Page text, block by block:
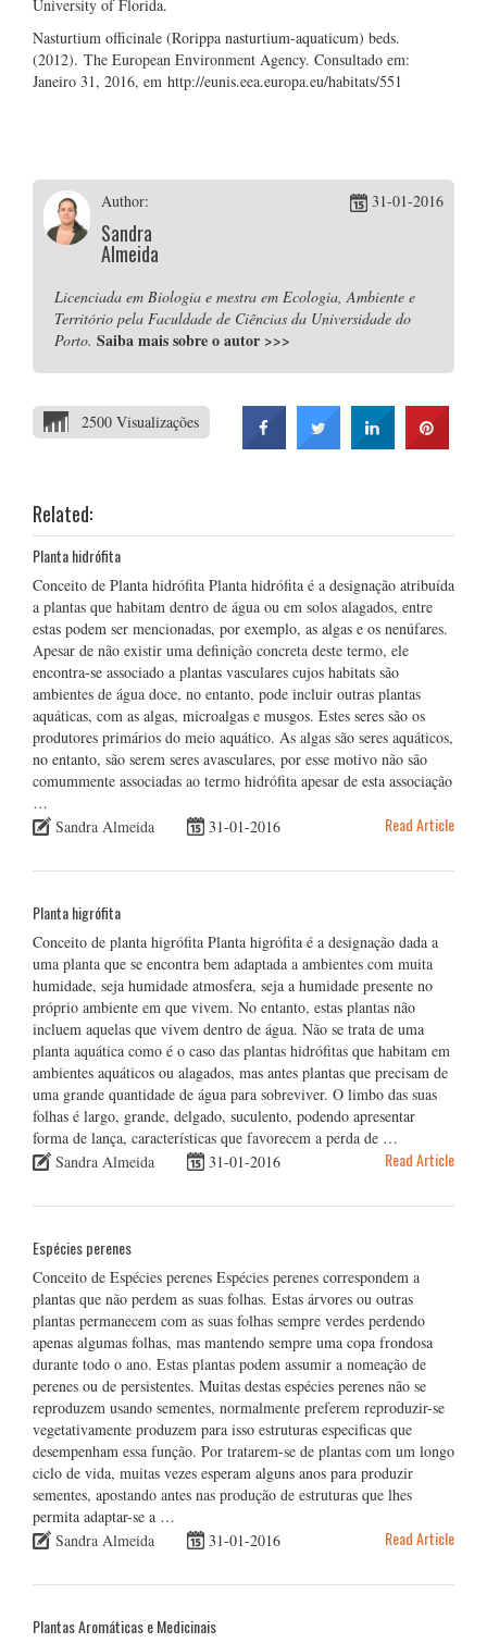
University of Florida.
Nasturtium officinale (Rorippa nasturtium-aquaticum) beds.
(2012). The European Environment Agency. Consultado em:
Janeiro 31, 2016, em http://eunis.eea.europa.eu/habitats/551
Author:
Sandra
Almeida
31-01-2016
Licenciada em Biologia e mestra em Ecologia, Ambiente e
Território pela Faculdade de Ciências da Universidade do
Porto. Saiba mais sobre o autor >>>
2500 Visualizações
Related:
Planta hidrófita
Conceito de Planta hidrófita Planta hidrófita é a designação atribuída
a plantas que habitam dentro de água ou em solos alagados, entre
estas podem ser mencionadas, por exemplo, as algas e os nenúfares.
Apesar de não existir uma definição concreta deste termo, ele
encontra-se associado a plantas vasculares cujos habitats são
ambientes de água doce, no entanto, pode incluir outras plantas
aquáticas, com as algas, microalgas e musgos. Estes seres são os
produtores primários do meio aquático. As algas são seres aquáticos,
no entanto, são serem seres avasculares, por esse motivo não são
comummente associadas ao termo hidrófita apesar de esta associação
…
Sandra Almeida
31-01-2016 Read Article
Planta higrófita
Conceito de planta higrófita Planta higrófita é a designação dada a
uma planta que se encontra bem adaptada a ambientes com muita
humidade, seja humidade atmosfera, seja a humidade presente no
próprio ambiente em que vivem. No entanto, estas plantas não
incluem aquelas que vivem dentro de água. Não se trata de uma
planta aquática como é o caso das plantas hidrófitas que habitam em
ambientes aquáticos ou alagados, mas antes plantas que precisam de
uma grande quantidade de água para sobreviver. O limbo das suas
folhas é largo, grande, delgado, suculento, podendo apresentar
forma de lança, características que favorecem a perda de …
Sandra Almeida
31-01-2016 Read Article
Espécies perenes
Conceito de Espécies perenes Espécies perenes correspondem a
plantas que não perdem as suas folhas. Estas árvores ou outras
plantas permanecem com as suas folhas sempre verdes perdendo
apenas algumas folhas, mas mantendo sempre uma copa frondosa
durante todo o ano. Estas plantas podem assumir a nomeação de
perenes ou de persistentes. Muitas destas espécies perenes não se
reproduzem usando sementes, normalmente preferem reproduzir-se
vegetativamente produzem para isso estruturas especificas que
desempenham essa função. Por tratarem-se de plantas com um longo
ciclo de vida, muitas vezes esperam alguns anos para produzir
sementes, apostando antes nas produção de estruturas que lhes
permita adaptar-se a …
Sandra Almeida
31-01-2016 Read Article
Plantas Aromáticas e Medicinais